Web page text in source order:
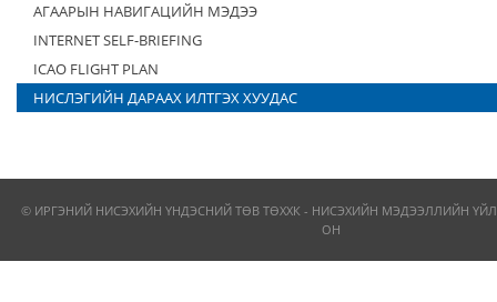
АГААРЫН НАВИГАЦИЙН МЭДЭЭ
INTERNET SELF-BRIEFING
ICAO FLIGHT PLAN
НИСЛЭГИЙН ДАРААХ ИЛТГЭХ ХУУДАС
© ИРГЭНИЙ НИСЭХИЙН ҮНДЭСНИЙ ТӨВ ТӨХХК - НИСЭХИЙН МЭДЭЭЛЛИЙН
ОН